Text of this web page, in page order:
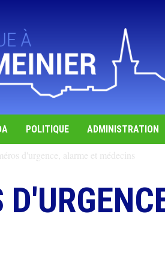
POLITIQUE ADMINISTRATION
d'urgence, alarme et médecins